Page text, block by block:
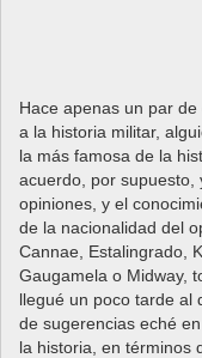
Hace apenas un par
a la historia militar,
la más famosa de la
acuerdo, por supuesto,
opiniones, y el
de la nacionalidad del
Cannae, Estalingrado,
Gaugamela o Midway,
llegué un poco tarde al
de sugerencias eché
la historia, en términos